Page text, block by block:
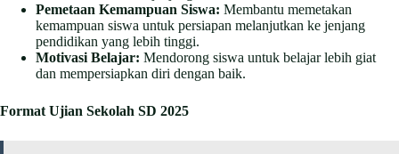
Pemetaan Kemampuan Siswa: Membantu memetakan
kemampuan siswa untuk persiapan melanjutkan ke jenjang
pendidikan yang lebih tinggi.
Motivasi Belajar: Mendorong siswa untuk belajar lebih giat
dan mempersiapkan diri dengan baik.
Format Ujian Sekolah SD 2025